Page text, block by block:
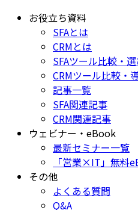
お役立ち資料
SFAとは
CRMとは
SFAツール比較・
CRMツール比較・
記事一覧
SFA関連記事
CRM関連記事
ウェビナー・eBook
最新セミナー一覧
「営業×IT」無料
その他
よくある質問
Q&A